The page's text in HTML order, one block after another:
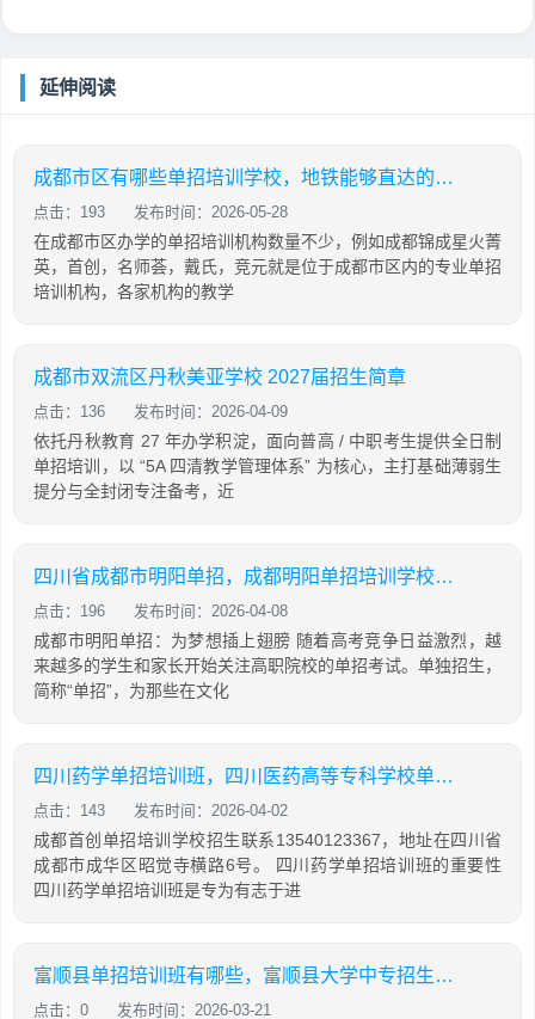
延伸阅读
成都市区有哪些单招培训学校，地铁能够直达的机构有哪些
点击：193 发布时间：2026-05-28
在成都市区办学的单招培训机构数量不少，例如成都锦成星火菁
英，首创，名师荟，戴氏，竞元就是位于成都市区内的专业单招
培训机构，各家机构的教学
成都市双流区丹秋美亚学校 2027届招生简章
点击：136 发布时间：2026-04-09
依托丹秋教育 27 年办学积淀，面向普高 / 中职考生提供全日制
单招培训，以 “5A 四清教学管理体系” 为核心，主打基础薄弱生
提分与全封闭专注备考，近
四川省成都市明阳单招，成都明阳单招培训学校怎么样
点击：196 发布时间：2026-04-08
成都市明阳单招：为梦想插上翅膀 随着高考竞争日益激烈，越
来越多的学生和家长开始关注高职院校的单招考试。单独招生，
简称“单招”，为那些在文化
四川药学单招培训班，四川医药高等专科学校单招题
点击：143 发布时间：2026-04-02
成都首创单招培训学校招生联系13540123367，地址在四川省
成都市成华区昭觉寺横路6号。 四川药学单招培训班的重要性
四川药学单招培训班是专为有志于进
富顺县单招培训班有哪些，富顺县大学中专招生委员会高等教育自学考试办公室
点击：0 发布时间：2026-03-21